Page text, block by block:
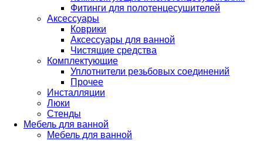
Фитинги для полотенцесушителей
Аксессуары
Коврики
Аксессуары для ванной
Чистящие средства
Комплектующие
Уплотнители резьбовых соединений
Прочее
Инсталляции
Люки
Стенды
Мебель для ванной
Мебель для ванной